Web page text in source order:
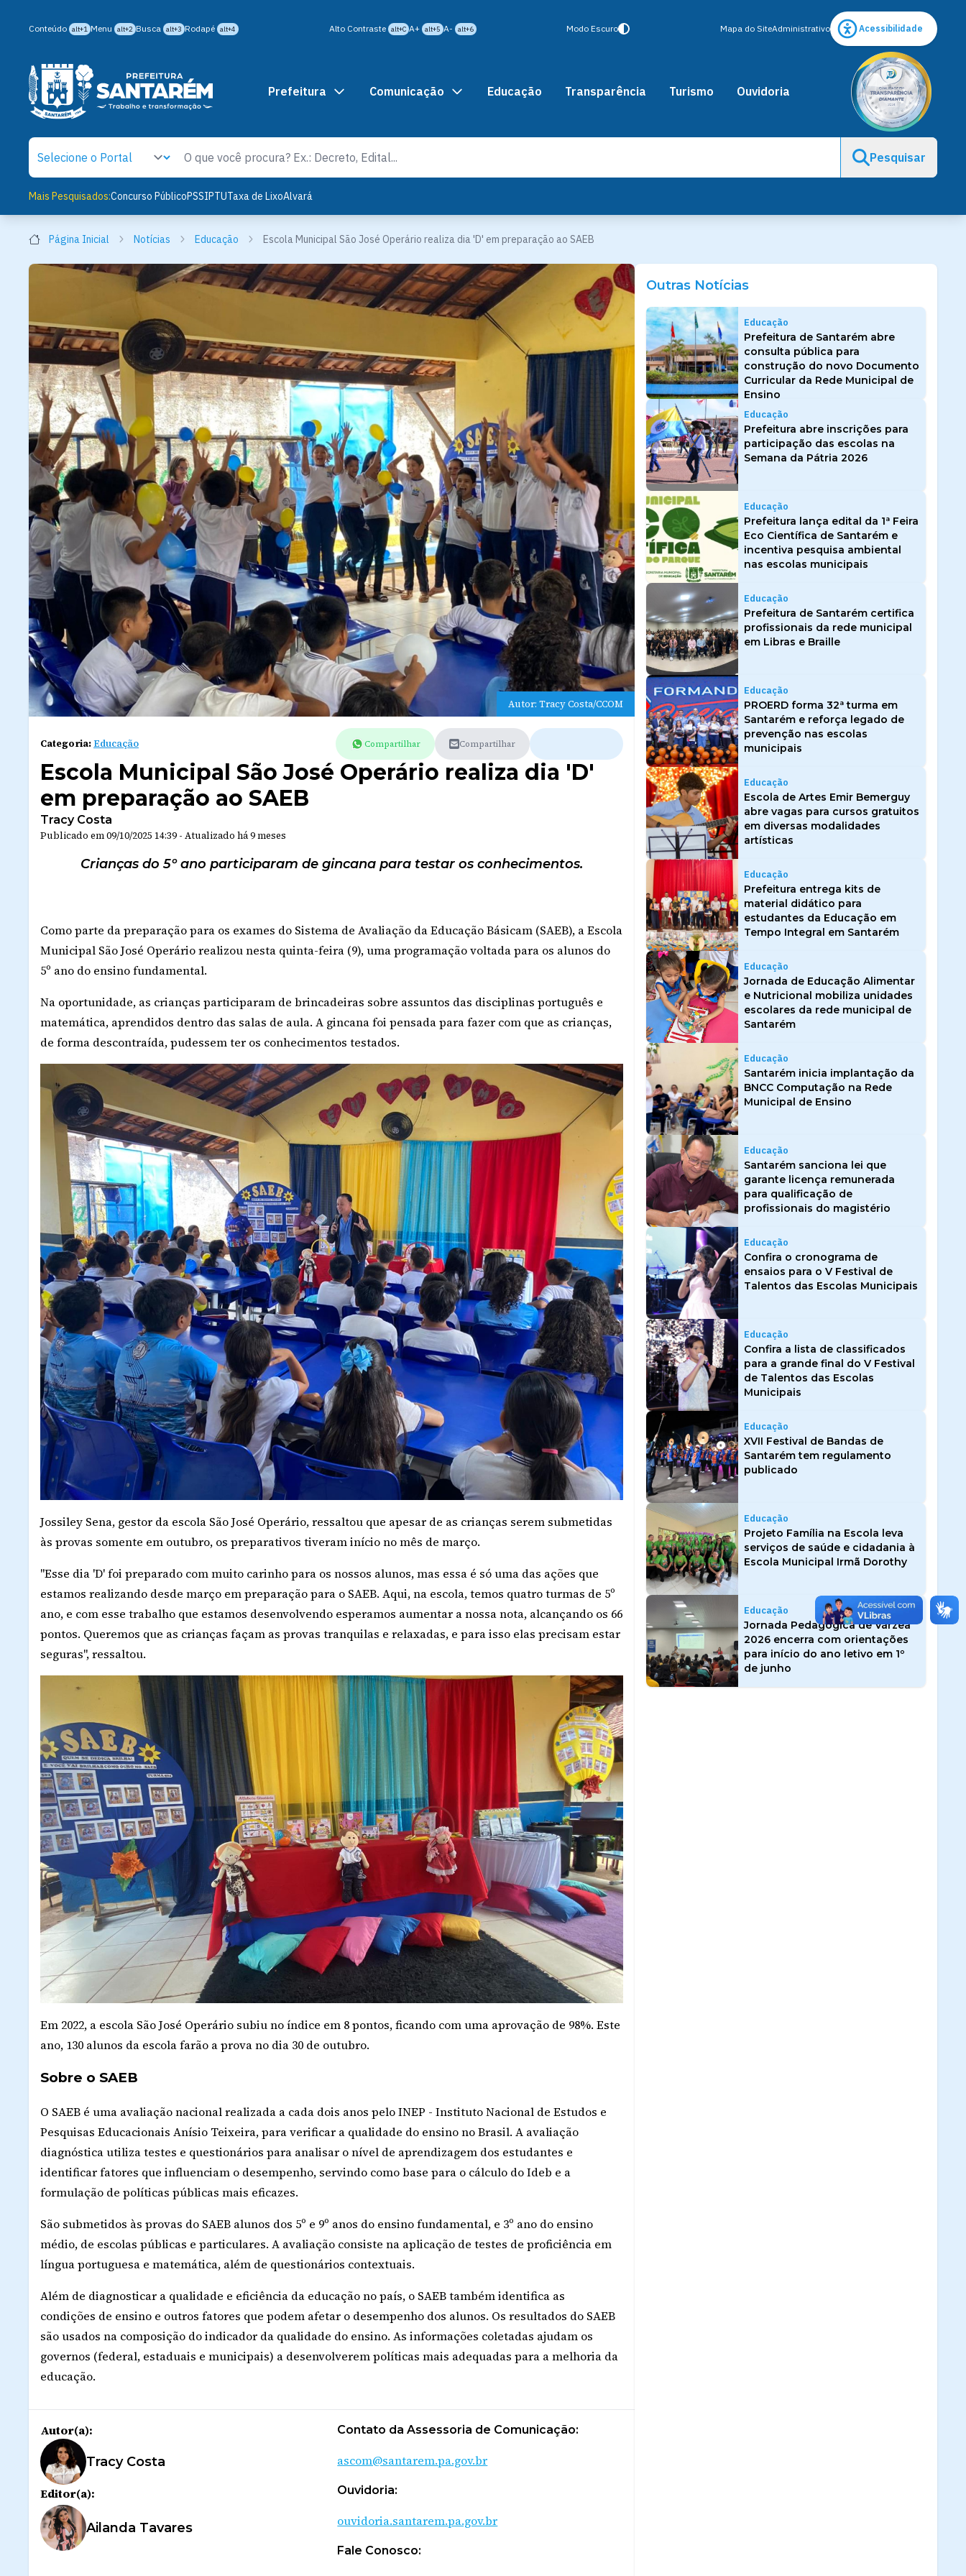
Conteúdo alt+1 Menu alt+2 Busca alt+3 Rodapé alt+4 Alto Contraste alt+C A+ alt+5 A- alt+6 Modo Escuro Mapa do SiteAdministrativo Acessibilidade
Prefeitura Comunicação Educação Transparência Turismo Ouvidoria
Pesquisar
Mais Pesquisados:Concurso PúblicoPSSIPTUTaxa de LixoAlvará
Página Inicial Notícias Educação Escola Municipal São José Operário realiza dia 'D' em preparação ao SAEB
Autor: Tracy Costa/CCOM
Categoria:Educação Compartilhar Compartilhar
Escola Municipal São José Operário realiza dia 'D'
em preparação ao SAEB
Tracy Costa
Publicado em09/10/2025 14:39 - Atualizado há 9 meses
Crianças do 5º ano participaram de gincana para testar os conhecimentos.
Como parte da preparação para os exames do Sistema de Avaliação da Educação Básicam (SAEB), a Escola
Municipal São José Operário realizou nesta quinta-feira (9), uma programação voltada para os alunos do
5º ano do ensino fundamental.
Na oportunidade, as crianças participaram de brincadeiras sobre assuntos das disciplinas português e
matemática, aprendidos dentro das salas de aula. A gincana foi pensada para fazer com que as crianças,
de forma descontraída, pudessem ter os conhecimentos testados.
Jossiley Sena, gestor da escola São José Operário, ressaltou que apesar de as crianças serem submetidas
às provas somente em outubro, os preparativos tiveram início no mês de março.
"Esse dia 'D' foi preparado com muito carinho para os nossos alunos, mas essa é só uma das ações que
estamos realizando desde março em preparação para o SAEB. Aqui, na escola, temos quatro turmas de 5º
ano, e com esse trabalho que estamos desenvolvendo esperamos aumentar a nossa nota, alcançando os 66
pontos. Queremos que as crianças façam as provas tranquilas e relaxadas, e para isso elas precisam estar
seguras", ressaltou.
Em 2022, a escola São José Operário subiu no índice em 8 pontos, ficando com uma aprovação de 98%. Este
ano, 130 alunos da escola farão a prova no dia 30 de outubro.
Sobre o SAEB
O SAEB é uma avaliação nacional realizada a cada dois anos pelo INEP - Instituto Nacional de Estudos e
Pesquisas Educacionais Anísio Teixeira, para verificar a qualidade do ensino no Brasil. A avaliação
diagnóstica utiliza testes e questionários para analisar o nível de aprendizagem dos estudantes e
identificar fatores que influenciam o desempenho, servindo como base para o cálculo do Ideb e a
formulação de políticas públicas mais eficazes.
São submetidos às provas do SAEB alunos dos 5º e 9º anos do ensino fundamental, e 3º ano do ensino
médio, de escolas públicas e particulares. A avaliação consiste na aplicação de testes de proficiência em
língua portuguesa e matemática, além de questionários contextuais.
Além de diagnosticar a qualidade e eficiência da educação no país, o SAEB também identifica as
condições de ensino e outros fatores que podem afetar o desempenho dos alunos. Os resultados do SAEB
são usados na composição do indicador da qualidade do ensino. As informações coletadas ajudam os
governos (federal, estaduais e municipais) a desenvolverem políticas mais adequadas para a melhoria da
educação.
Autor(a):
Tracy Costa
Editor(a):
Ailanda Tavares
Contato da Assessoria de Comunicação:
ascom@santarem.pa.gov.br
Ouvidoria:
ouvidoria.santarem.pa.gov.br
Fale Conosco:
Outras Notícias
Educação
Prefeitura de Santarém abre
consulta pública para
construção do novo Documento
Curricular da Rede Municipal de
Ensino
Educação
Prefeitura abre inscrições para
participação das escolas na
Semana da Pátria 2026
Educação
Prefeitura lança edital da 1ª Feira
Eco Científica de Santarém e
incentiva pesquisa ambiental
nas escolas municipais
Educação
Prefeitura de Santarém certifica
profissionais da rede municipal
em Libras e Braille
Educação
PROERD forma 32ª turma em
Santarém e reforça legado de
prevenção nas escolas
municipais
Educação
Escola de Artes Emir Bemerguy
abre vagas para cursos gratuitos
em diversas modalidades
artísticas
Educação
Prefeitura entrega kits de
material didático para
estudantes da Educação em
Tempo Integral em Santarém
Educação
Jornada de Educação Alimentar
e Nutricional mobiliza unidades
escolares da rede municipal de
Santarém
Educação
Santarém inicia implantação da
BNCC Computação na Rede
Municipal de Ensino
Educação
Santarém sanciona lei que
garante licença remunerada
para qualificação de
profissionais do magistério
Educação
Confira o cronograma de
ensaios para o V Festival de
Talentos das Escolas Municipais
Educação
Confira a lista de classificados
para a grande final do V Festival
de Talentos das Escolas
Municipais
Educação
XVII Festival de Bandas de
Santarém tem regulamento
publicado
Educação
Projeto Família na Escola leva
serviços de saúde e cidadania à
Escola Municipal Irmã Dorothy
Educação
Jornada Pedagógica de Várzea
2026 encerra com orientações
para início do ano letivo em 1º
de junho